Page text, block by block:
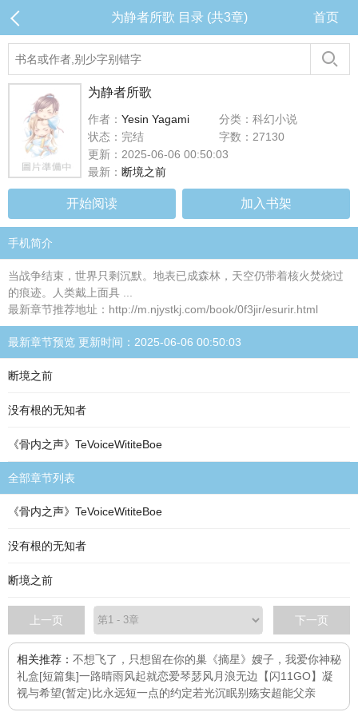
为静者所歌 目录 (共3章) 首页
为静者所歌
作者： Yesin Yagami
分类：科幻小说
状态：完结
字数：27130
更新：2025-06-06 00:50:03
最新： 断境之前
开始阅读 加入书架
手机简介
当战争结束，世界只剩沉默。地表已成森林，天空仍带着核火焚烧过
的痕迹。人类戴上面具 ...
最新章节推荐地址：http://m.njystkj.com/book/0f3jir/esurir.html
最新章节预览 更新时间：2025-06-06 00:50:03
断境之前
没有根的无知者
《骨内之声》TeVoiceWititeBoe
全部章节列表
《骨内之声》TeVoiceWititeBoe
没有根的无知者
断境之前
上一页 下一页
相关推荐： 不想飞了，只想留在你的巢 《摘星》 嫂子，我爱你神秘
礼盒[短篇集]一路晴雨风起就恋爱琴瑟风月浪无边
【闪11GO】凝
视与希望(暂定)比永远短一点的约定若光沉眠别殇安超能父亲